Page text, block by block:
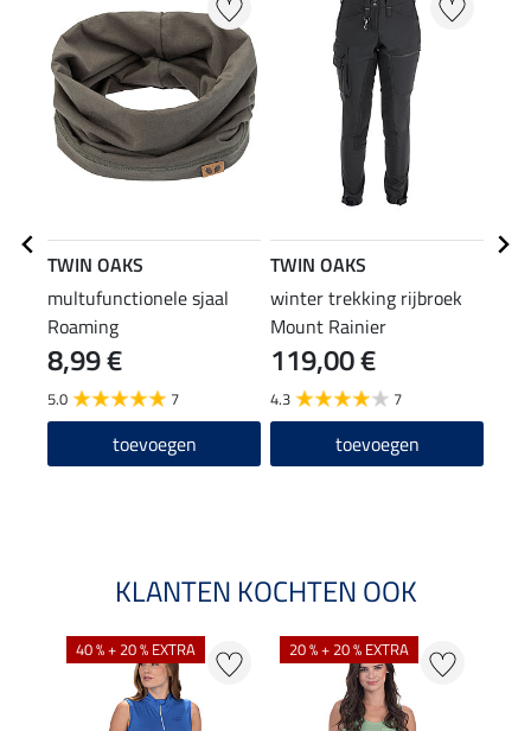
TWIN OAKS
multufunctionele sjaal
Roaming
8,99 €
5.0 7
toevoegen
TWIN OAKS
winter trekking rijbroek
Mount Rainier
119,00 €
4.3 7
toevoegen
KLANTEN KOCHTEN OOK
40 % + 20 % EXTRA 20 % + 20 % EXTRA